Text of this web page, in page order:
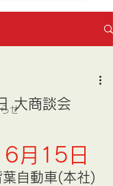
せ
大商談会
月15日
葉自動車(本社)